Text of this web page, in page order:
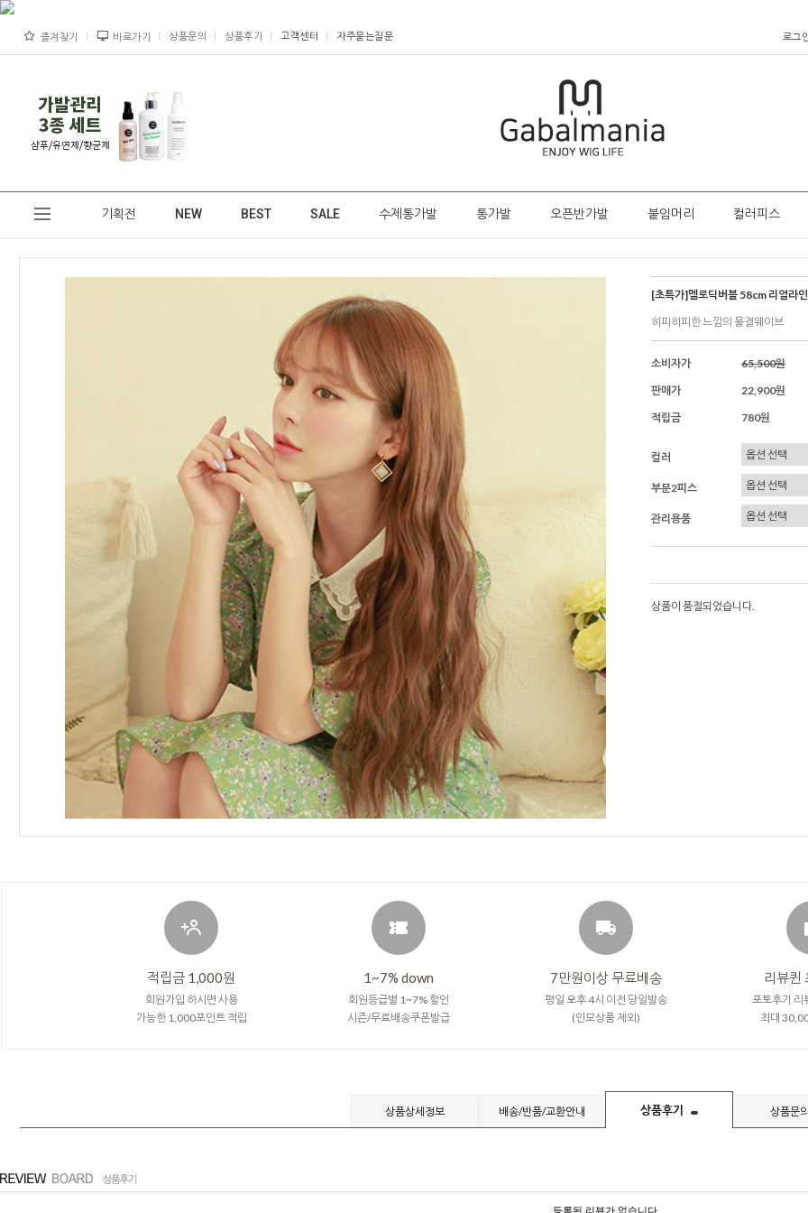
즐겨찾기 바로가기 상품문의 상품후기 고객센터 자주묻는질문 로그
기획전 NEW BEST SALE 수제통가발 통가발 오픈반가발 붙임머리 컬러피스
[초특가]멜로딕버블 58cm 리얼라
히피히피한 느낌의 물결웨이브
소비자가
65,500원
판매가
22,900원
적립금
780원
컬러
부분2피스
관리용품
상품이 품절되었습니다.
적립금 1,000원
회원가입 하시면 사용
가능한 1,000포인트 적립
1~7% down
회원등급별 1~7% 할인
시즌/무료배송쿠폰발급
7만원이상 무료배송
평일 오후 4시 이전 당일발송
(인모상품 제외)
리뷰퀸
포토후기 리
최대
상품상세정보 배송/반품/교환안내 상품후기 상품문의
등록된 리뷰가 없습니다.